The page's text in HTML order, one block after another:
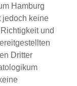
Hamburg
jedoch keine
und
Dritter